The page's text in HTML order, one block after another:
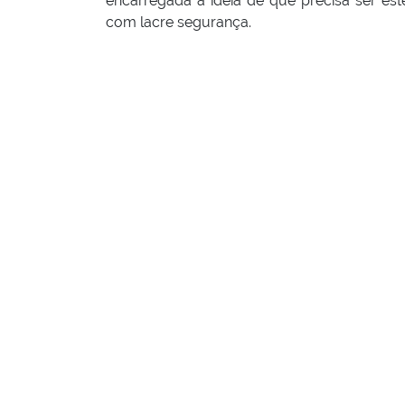
com lacre segurança.